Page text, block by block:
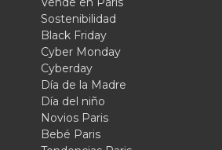
Sostenibilidad
Black Friday
Cyber Monday
Cyberday
Día de la Madre
Día del niño
Novios Paris
Bebé Paris